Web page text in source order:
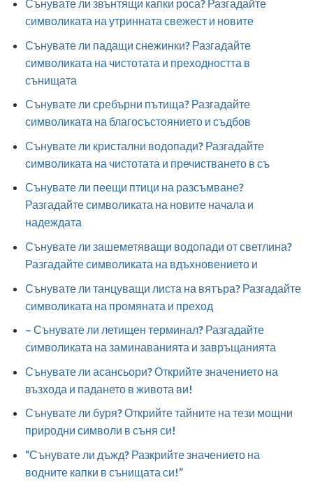
Сънувате ли звънтящи капки роса? Разгадайте
символиката на утринната свежест и новите
Сънувате ли падащи снежинки? Разгадайте
символиката на чистотата и преходността в
сънищата
Сънувате ли сребърни пътища? Разгадайте
символиката на благосъстоянието и съдбов
Сънувате ли кристални водопади? Разгадайте
символиката на чистотата и пречистването в съ
Сънувате ли пеещи птици на разсъмване?
Разгадайте символиката на новите начала и
надеждата
Сънувате ли зашеметяващи водопади от светлина?
Разгадайте символиката на вдъхновението и
Сънувате ли танцуващи листа на вятъра? Разгадайте
символиката на промяната и преход
– Сънувате ли летищен терминал? Разгадайте
символиката на заминаванията и завръщанията
Сънувате ли асансьори? Открийте значението на
възхода и падането в живота ви!
Сънувате ли буря? Открийте тайните на тези мощни
природни символи в съня си!
“Сънувате ли дъжд? Разкрийте значението на
водните капки в сънищата си!”